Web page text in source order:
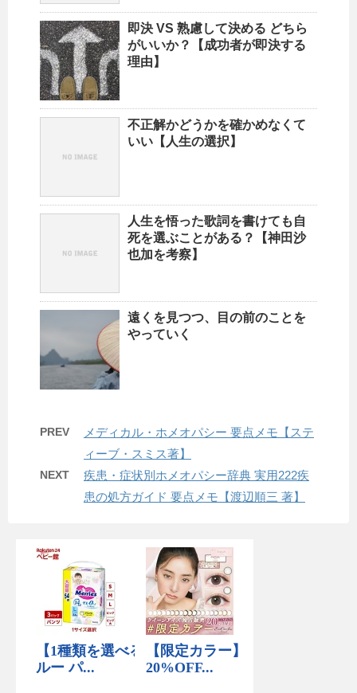
即決 VS 熟慮して決める どちら
がいいか？【成功者が即決する
理由】
不正解かどうかを確かめなくて
いい【人生の選択】
人生を悟った歌詞を書けても自
死を選ぶことがある？【神田沙
也加を考察】
遠くを見つつ、目の前のことを
やっていく
PREV
メディカル・ホメオパシー 要点メモ【ステ
ィーブ・スミス著】
NEXT
疾患・症状別ホメオパシー辞典 実用222疾
患の処方ガイド 要点メモ【渡辺順三 著】